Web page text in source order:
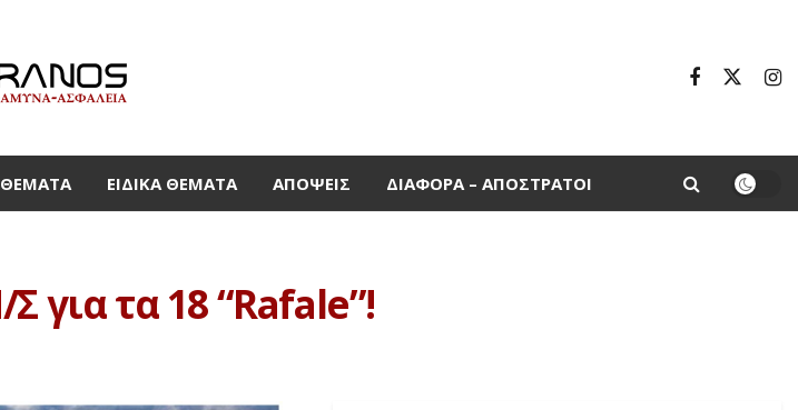
ΕΙΔΙΚΆ ΘΈΜΑΤΑ ΑΠΌΨΕΙΣ ΔΙΆΦΟΡΑ – ΑΠΌΣΤΡΑΤΟΙ
για τα 18 “Rafale”!